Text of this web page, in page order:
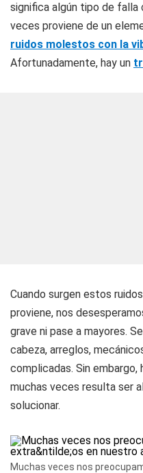
significa algún tipo de falla
veces proviene de un
ruidos molestos con la
Afortunadamente, hay un
Cuando surgen estos
proviene, nos
grave ni pase a mayores.
cabeza, arreglos,
complicadas. Sin embargo,
muchas veces resulta ser
solucionar.
Muchas veces nos